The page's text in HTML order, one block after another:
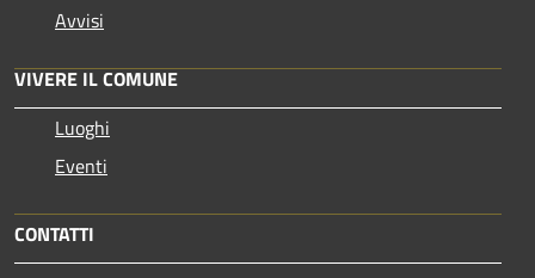
Avvisi
VIVERE IL COMUNE
Luoghi
Eventi
CONTATTI